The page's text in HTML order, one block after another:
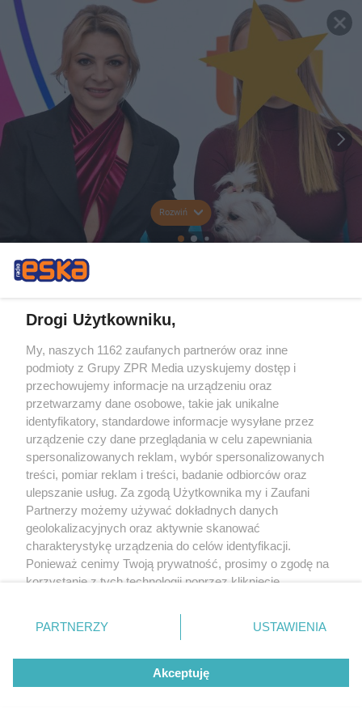
Rozwiń
Drogi Użytkowniku,
My, naszych 1162 zaufanych partnerów oraz inne
podmioty z Grupy ZPR Media uzyskujemy dostęp i
przechowujemy informacje na urządzeniu oraz
przetwarzamy dane osobowe, takie jak unikalne
identyfikatory, standardowe informacje wysyłane przez
urządzenie czy dane przeglądania w celu zapewniania
spersonalizowanych reklam, wybór spersonalizowanych
treści, pomiar reklam i treści, badanie odbiorców oraz
ulepszanie usług. Za zgodą Użytkownika my i Zaufani
Partnerzy możemy używać dokładnych danych
geolokalizacyjnych oraz aktywnie skanować
charakterystykę urządzenia do celów identyfikacji.
Ponieważ cenimy Twoją prywatność, prosimy o zgodę na
korzystanie z tych technologii poprzez kliknięcie
zmienić/wycofać klikając przycisk ustawień prywatności
znajdujący się w lewym dolnym rogu strony
rodzaje przetwarzania danych nie wymagają zgody
użytkownika, ale masz prawo sprzeciwić się takiemu
przetwarzaniu. Preferencje będą miały zastosowanie tylko
PARTNERZY USTAWIENIA
Akceptuję